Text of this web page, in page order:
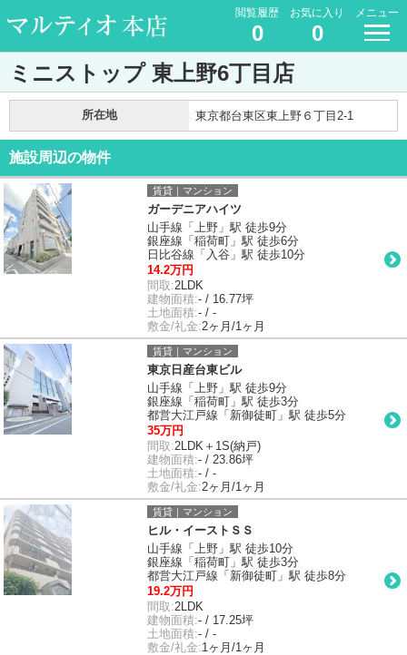
閲覧履歴
0
お気に入り
0
メニュー
ミニストップ 東上野6丁目店
所在地 東京都台東区東上野６丁目2-1
施設周辺の物件
賃貸｜マンション
ガーデニアハイツ
山手線「上野」駅 徒歩9分
銀座線「稲荷町」駅 徒歩6分
日比谷線「入谷」駅 徒歩10分
14.2万円
間取:2LDK
建物面積:- / 16.77坪
土地面積:- / -
敷金/礼金:2ヶ月/1ヶ月
賃貸｜マンション
東京日産台東ビル
山手線「上野」駅 徒歩9分
銀座線「稲荷町」駅 徒歩3分
都営大江戸線「新御徒町」駅 徒歩5分
35万円
間取:2LDK＋1S(納戸)
建物面積:- / 23.86坪
土地面積:- / -
敷金/礼金:2ヶ月/1ヶ月
賃貸｜マンション
ヒル・イーストＳＳ
山手線「上野」駅 徒歩10分
銀座線「稲荷町」駅 徒歩3分
都営大江戸線「新御徒町」駅 徒歩8分
19.2万円
間取:2LDK
建物面積:- / 17.25坪
土地面積:- / -
敷金/礼金:1ヶ月/1ヶ月